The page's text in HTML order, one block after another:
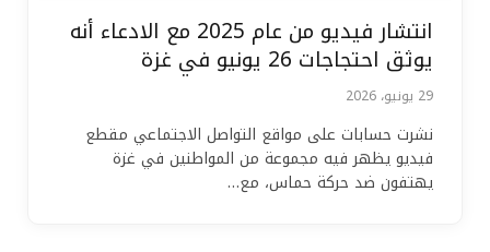
انتشار فيديو من عام 2025 مع الادعاء أنه
يوثق احتجاجات 26 يونيو في غزة
29 يونيو، 2026
نشرت حسابات على مواقع التواصل الاجتماعي مقطع
فيديو يظهر فيه مجموعة من المواطنين في غزة
يهتفون ضد حركة حماس، مع…